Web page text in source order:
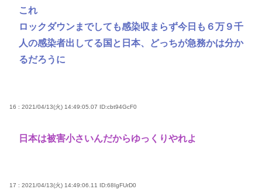
これ
ロックダウンまでしても感染収まらず今日も６万９千
人の感染者出してる国と日本、どっちが急務かは分か
るだろうに
16 : 2021/04/13(火) 14:49:05.07 ID:cbt94GcF0
日本は被害小さいんだからゆっくりやれよ
17 : 2021/04/13(火) 14:49:06.11 ID:68IgFUrD0